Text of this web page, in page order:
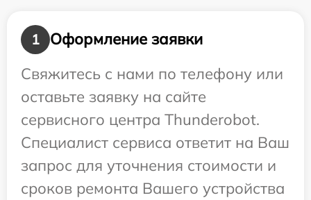
1
Оформление заявки
Свяжитесь с нами по телефону или
оставьте заявку на сайте
сервисного центра Thunderobot.
Специалист сервиса ответит на Ваш
запрос для уточнения стоимости и
сроков ремонта Вашего устройства